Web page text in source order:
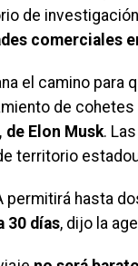
de
comerciales
el camino para
de
de Elon Musk.
territorio
permitirá hasta
30 días, dijo la